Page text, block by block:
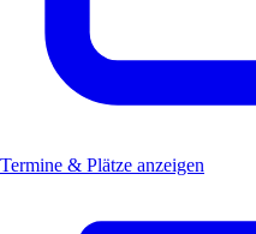
Termine & Plätze anzeigen